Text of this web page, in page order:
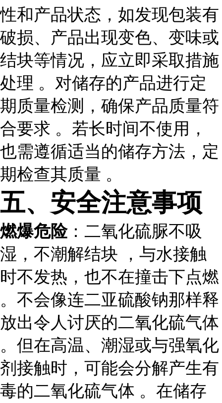
性和产品状态，如发现包装有
破损、产品出现变色、变味或
结块等情况，应立即采取措施
处理 。对储存的产品进行定
期质量检测，确保产品质量符
合要求 。若长时间不使用，
也需遵循适当的储存方法，定
期检查其质量 。
五、安全注意事项
燃爆危险：二氧化硫脲不吸
湿，不潮解结块 ，与水接触
时不发热，也不在撞击下点燃
。不会像连二亚硫酸钠那样释
放出令人讨厌的二氧化硫气体
。但在高温、潮湿或与强氧化
剂接触时，可能会分解产生有
毒的二氧化硫气体 。在储存